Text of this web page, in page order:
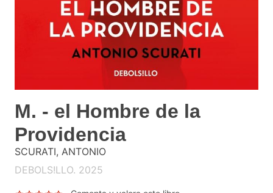
M. - el Hombre de la
Providencia
SCURATI, ANTONIO
DEBOLS!LLO. 2025